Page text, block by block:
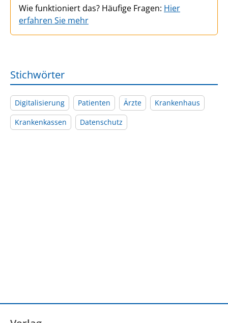
Wie funktioniert das? Häufige Fragen: Hier
erfahren Sie mehr
Stichwörter
Digitalisierung Patienten Ärzte
Krankenhaus
Krankenkassen
Datenschutz